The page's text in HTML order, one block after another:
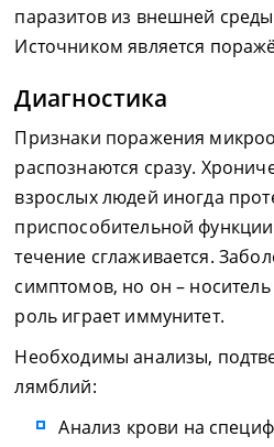
паразитов из внешней
Источником является
Диагностика
Признаки поражения
распознаются сразу.
взрослых людей иногда
приспособительной
течение сглаживается.
симптомов, но он –
роль играет иммунитет.
Необходимы анализы,
лямблий:
Анализ крови на